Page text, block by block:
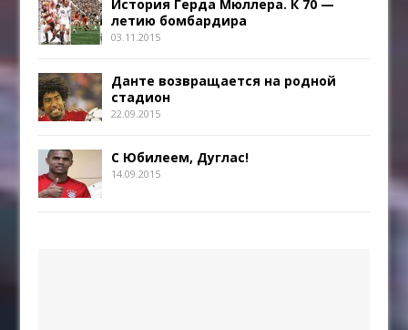
История Герда Мюллера. К 70 —
летию бомбардира
03.11.2015
Данте возвращается на родной
стадион
22.09.2015
С Юбилеем, Дуглас!
14.09.2015